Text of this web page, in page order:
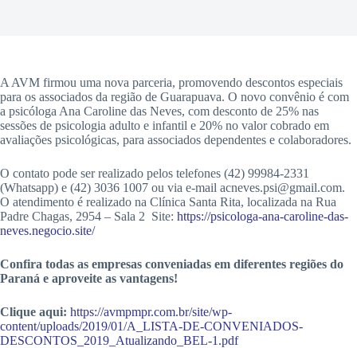
A AVM firmou uma nova parceria, promovendo descontos especiais
para os associados da região de Guarapuava. O novo convênio é com
a psicóloga Ana Caroline das Neves, com desconto de 25% nas
sessões de psicologia adulto e infantil e 20% no valor cobrado em
avaliações psicológicas, para associados dependentes e colaboradores.
O contato pode ser realizado pelos telefones (42) 99984-2331
(Whatsapp) e (42) 3036 1007 ou via e-mail acneves.psi@gmail.com.
O atendimento é realizado na Clínica Santa Rita, localizada na Rua
Padre Chagas, 2954 – Sala 2 Site: https://psicologa-ana-caroline-das-
neves.negocio.site/
Confira todas as empresas conveniadas em diferentes regiões do
Paraná e aproveite as vantagens!
Clique aqui: https://avmpmpr.com.br/site/wp-
content/uploads/2019/01/A_LISTA-DE-CONVENIADOS-
DESCONTOS_2019_Atualizando_BEL-1.pdf